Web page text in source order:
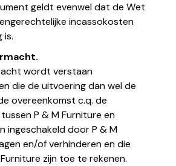
geldt evenwel dat de Wet
incassokosten
is.
wordt verstaan
die de uitvoering dan wel de
overeenkomst c.q. de
P & M Furniture en
ingeschakeld door P & M
en/of verhinderen en die
zijn toe te rekenen.